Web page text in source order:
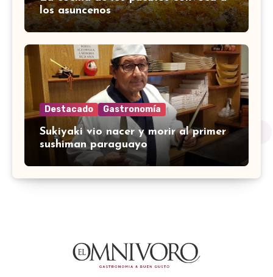
los asuncenos
Destacado Gastronomía
Sukiyaki vio nacer y morir al primer
sushiman paraguayo